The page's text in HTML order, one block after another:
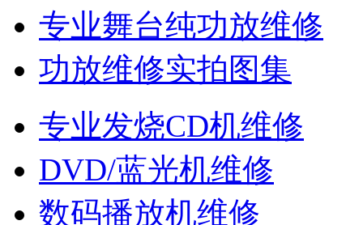
专业舞台纯功放维修
功放维修实拍图集
专业发烧CD机维修
DVD/蓝光机维修
数码播放机维修